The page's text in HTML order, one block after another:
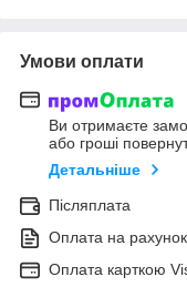
Умови оплати
Ви отримаєте
або гроші
Детальніше
Післяплата
Оплата на рахунок
Оплата карткою